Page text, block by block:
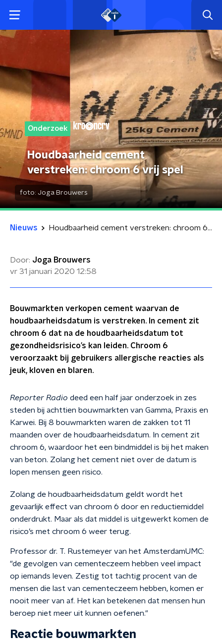
Onderzoek
Houdbaarheid cement
verstreken: chroom 6 vrij spel
foto: Joga Brouwers
Nieuws Houdbaarheid cement verstreken: chroom 6 vrij spel
Door: Joga Brouwers
vr 31 januari 2020 12:58
Bouwmarkten verkopen cement waarvan de
houdbaarheidsdatum is verstreken. In cement zit
chroom 6 dat na de houdbaarheidsdatum tot
gezondheidsrisico’s kan leiden. Chroom 6
veroorzaakt bij gebruikers allergische reacties als
jeuk, kloven en blaren.
Reporter Radio deed een half jaar onderzoek in zes
steden bij achttien bouwmarkten van Gamma, Praxis en
Karwei. Bij 8 bouwmarkten waren de zakken tot 11
maanden over de houdbaarheidsdatum. In cement zit
chroom 6, waardoor het een bindmiddel is bij het maken
van beton. Zolang het cement niet over de datum is
lopen mensen geen risico.
Zolang de houdbaarheidsdatum geldt wordt het
gevaarlijk effect van chroom 6 door en reductiemiddel
onderdrukt. Maar als dat middel is uitgewerkt komen de
risico’s met chroom 6 weer terug.
Professor dr. T. Rustemeyer van het AmsterdamUMC:
"de gevolgen van cementeczeem hebben veel impact
op iemands leven. Zestig tot tachtig procent van de
mensen die last van cementeczeem hebben, komen er
nooit meer van af. Het kan betekenen dat mensen hun
beroep niet meer uit kunnen oefenen."
Reactie bouwmarkten